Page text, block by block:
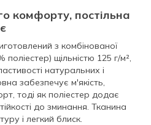
комфорту, постільна
з комбінованої
щільністю 125 г/м²,
натуральних і
забезпечує м'якість,
тоді як поліестер додає
до зминання. Тканина
і легкий блиск.